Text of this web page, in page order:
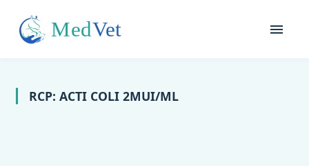
RCP: ACTI COLI 2MUI/ML